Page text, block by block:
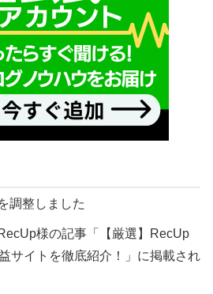
調整しました
様の記事「【厳選】RecUp
サイトを徹底紹介！」に掲載され